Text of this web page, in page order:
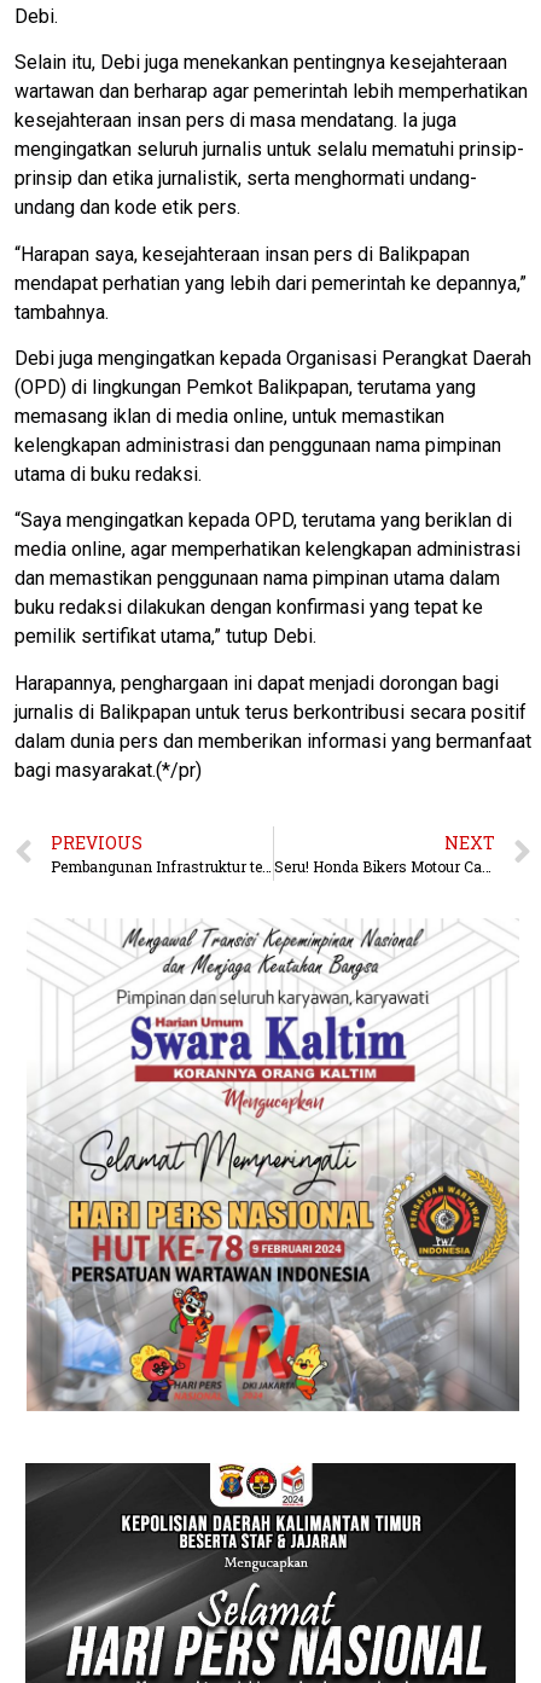
Debi.
Selain itu, Debi juga menekankan pentingnya kesejahteraan
wartawan dan berharap agar pemerintah lebih memperhatikan
kesejahteraan insan pers di masa mendatang. Ia juga
mengingatkan seluruh jurnalis untuk selalu mematuhi prinsip-
prinsip dan etika jurnalistik, serta menghormati undang-
undang dan kode etik pers.
“Harapan saya, kesejahteraan insan pers di Balikpapan
mendapat perhatian yang lebih dari pemerintah ke depannya,”
tambahnya.
Debi juga mengingatkan kepada Organisasi Perangkat Daerah
(OPD) di lingkungan Pemkot Balikpapan, terutama yang
memasang iklan di media online, untuk memastikan
kelengkapan administrasi dan penggunaan nama pimpinan
utama di buku redaksi.
“Saya mengingatkan kepada OPD, terutama yang beriklan di
media online, agar memperhatikan kelengkapan administrasi
dan memastikan penggunaan nama pimpinan utama dalam
buku redaksi dilakukan dengan konfirmasi yang tepat ke
pemilik sertifikat utama,” tutup Debi.
Harapannya, penghargaan ini dapat menjadi dorongan bagi
jurnalis di Balikpapan untuk terus berkontribusi secara positif
dalam dunia pers dan memberikan informasi yang bermanfaat
bagi masyarakat.(*/pr)
PREVIOUS NEXT